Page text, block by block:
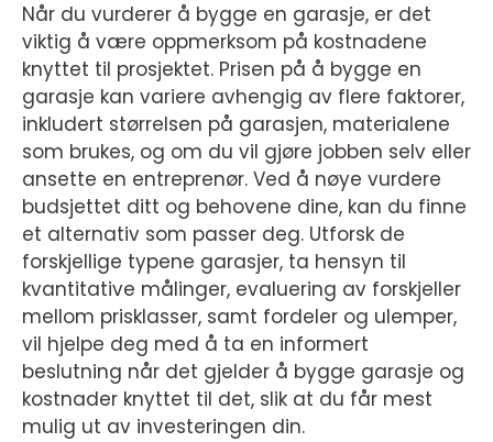
Når du vurderer å bygge en garasje, er det
viktig å være oppmerksom på kostnadene
knyttet til prosjektet. Prisen på å bygge en
garasje kan variere avhengig av flere faktorer,
inkludert størrelsen på garasjen, materialene
som brukes, og om du vil gjøre jobben selv eller
ansette en entreprenør. Ved å nøye vurdere
budsjettet ditt og behovene dine, kan du finne
et alternativ som passer deg. Utforsk de
forskjellige typene garasjer, ta hensyn til
kvantitative målinger, evaluering av forskjeller
mellom prisklasser, samt fordeler og ulemper,
vil hjelpe deg med å ta en informert
beslutning når det gjelder å bygge garasje og
kostnader knyttet til det, slik at du får mest
mulig ut av investeringen din.